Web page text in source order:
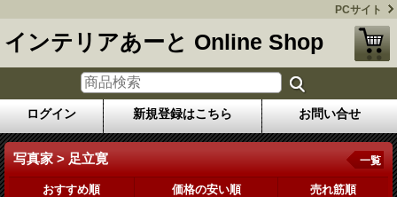
PCサイト
インテリアあーと Online Shop
ログイン 新規登録はこちら お問い合せ
写真家 > 足立寛 一覧
おすすめ順 価格の安い順 売れ筋順